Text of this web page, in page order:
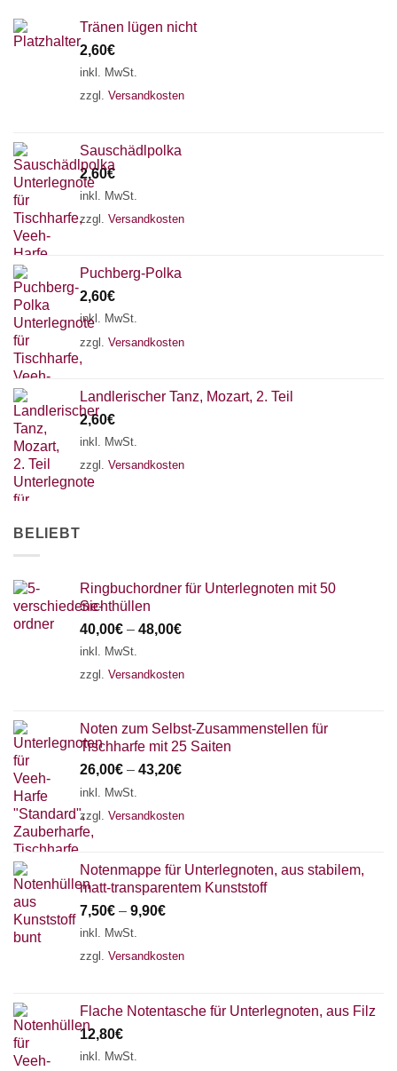
Tränen lügen nicht
2,60€
inkl. MwSt.
zzgl. Versandkosten
Sauschädlpolka
2,60€
inkl. MwSt.
zzgl. Versandkosten
Puchberg-Polka
2,60€
inkl. MwSt.
zzgl. Versandkosten
Landlerischer Tanz, Mozart, 2. Teil
2,60€
inkl. MwSt.
zzgl. Versandkosten
BELIEBT
Ringbuchordner für Unterlegnoten mit 50
Sichthüllen
40,00€ – 48,00€
inkl. MwSt.
zzgl. Versandkosten
Noten zum Selbst-Zusammenstellen für
Tischharfe mit 25 Saiten
26,00€ – 43,20€
inkl. MwSt.
zzgl. Versandkosten
Notenmappe für Unterlegnoten, aus stabilem,
matt-transparentem Kunststoff
7,50€ – 9,90€
inkl. MwSt.
zzgl. Versandkosten
Flache Notentasche für Unterlegnoten, aus Filz
12,80€
inkl. MwSt.